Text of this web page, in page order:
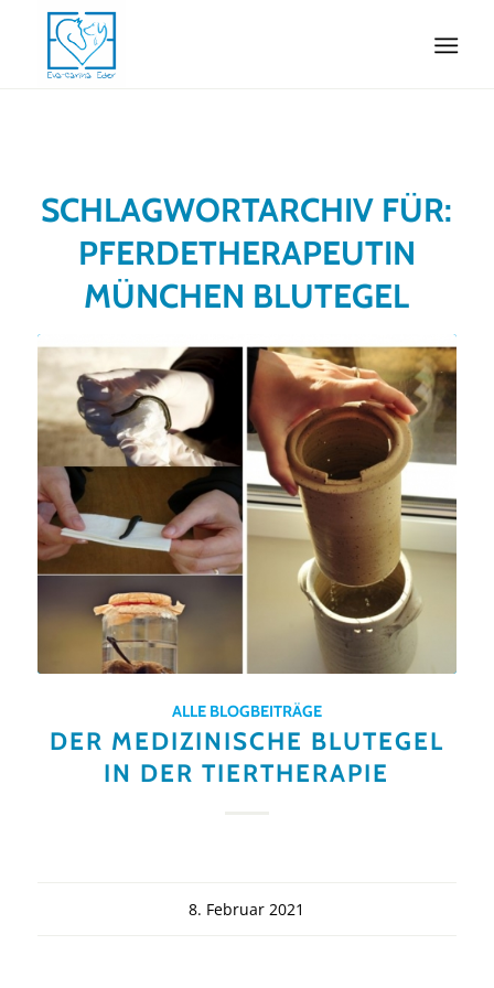
SCHLAGWORTARCHIV FÜR:
PFERDETHERAPEUTIN
MÜNCHEN BLUTEGEL
ALLE BLOGBEITRÄGE
DER MEDIZINISCHE BLUTEGEL
IN DER TIERTHERAPIE
8. Februar 2021